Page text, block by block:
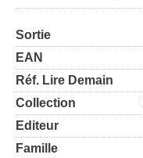
Sortie
EAN
Réf. Lire Demain
Collection
Editeur
Famille